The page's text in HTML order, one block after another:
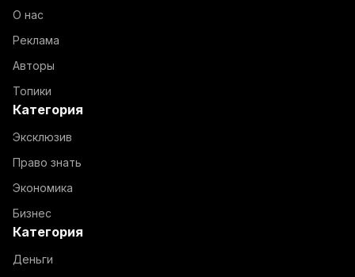
О нас
Реклама
Авторы
Топики
Категория
Эксклюзив
Право знать
Экономика
Бизнес
Категория
Деньги